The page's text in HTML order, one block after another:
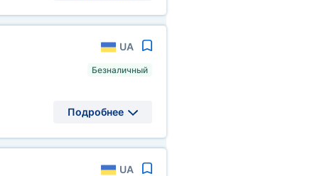
UA
Безналичный
Подробнее
UA